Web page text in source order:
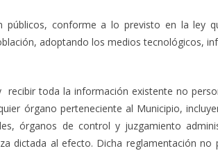
públicos, conforme a lo previsto en la ley
adoptando los medios tecnológicos,
toda la información existente no
órgano perteneciente al Municipio,
órganos de control y juzgamiento
dictada al efecto. Dicha reglamentación